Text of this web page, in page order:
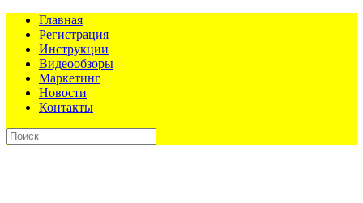
Главная
Регистрация
Инструкции
Видеообзоры
Маркетинг
Новости
Контакты